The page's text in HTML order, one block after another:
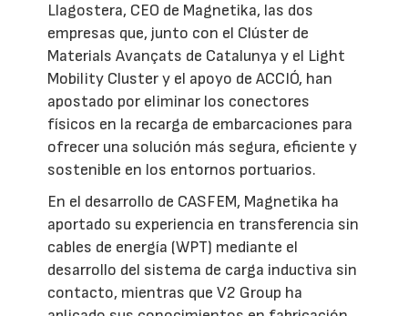
Llagostera, CEO de Magnetika, las dos
empresas que, junto con el Clúster de
Materials Avançats de Catalunya y el Light
Mobility Cluster y el apoyo de ACCIÓ, han
apostado por eliminar los conectores
físicos en la recarga de embarcaciones para
ofrecer una solución más segura, eficiente y
sostenible en los entornos portuarios.
En el desarrollo de CASFEM, Magnetika ha
aportado su experiencia en transferencia sin
cables de energía (WPT) mediante el
desarrollo del sistema de carga inductiva sin
contacto, mientras que V2 Group ha